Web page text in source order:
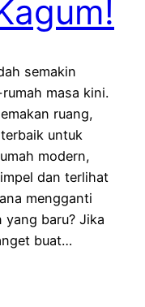
semakin
masa kini.
ruang,
untuk
modern,
dan terlihat
mengganti
baru? Jika
buat…